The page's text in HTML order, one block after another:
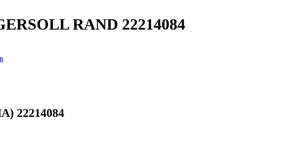
RAND 22214084
22214084